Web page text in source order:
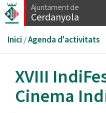
Vés
al
Ajuntament de
Cerdanyola
Esteu
aquí
Inici /Agenda d'activitats
XVIII
Cinema